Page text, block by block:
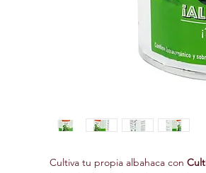
Cultiva tu propia albahaca con